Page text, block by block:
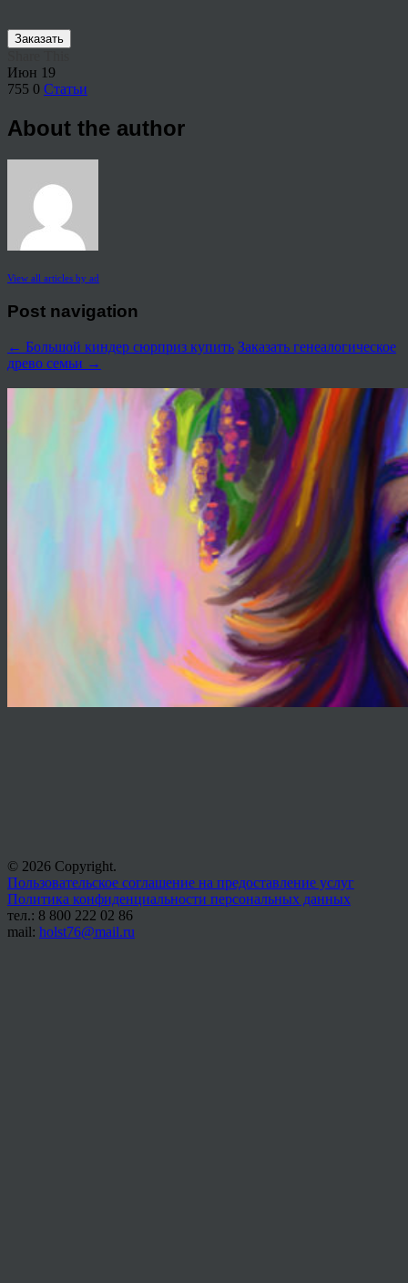
Заказать
Июн 19
755 0 Статьи
About the author
View all articles by ad
Post navigation
← Большой киндер сюрприз купить Заказать генеалогическое
древо семьи →
© 2026 Copyright.
Пользовательское соглашение на предоставление услуг
Политика конфиденциальности персональных данных
тел.: 8 800 222 02 86
mail: holst76@mail.ru